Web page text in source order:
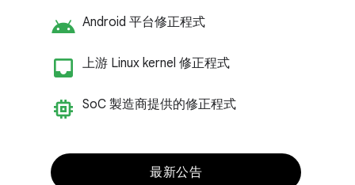
android Android 平台修正程式
inbox_customize
上游 Linux kernel 修正程式
memory SoC 製造商提供的修正程式
最新公告